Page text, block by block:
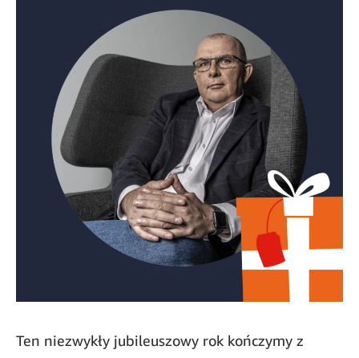
Ten niezwykły jubileuszowy rok kończymy z